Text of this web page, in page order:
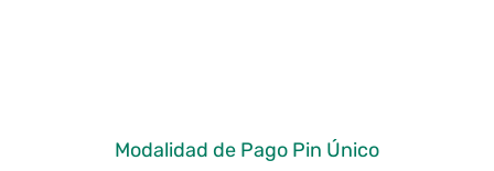
Modalidad de Pago Pin Único